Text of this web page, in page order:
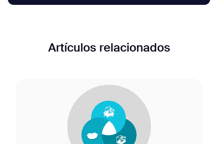
Artículos relacionados